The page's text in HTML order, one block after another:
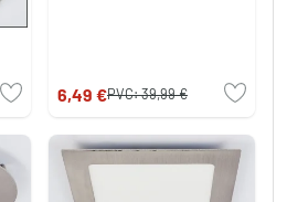
6,49 €PVC:39,99 €